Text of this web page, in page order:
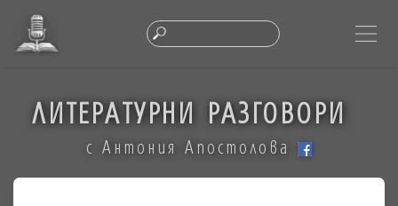
ЛИТЕРАТУРНИ РАЗГОВОРИ
с Антония Апостолова